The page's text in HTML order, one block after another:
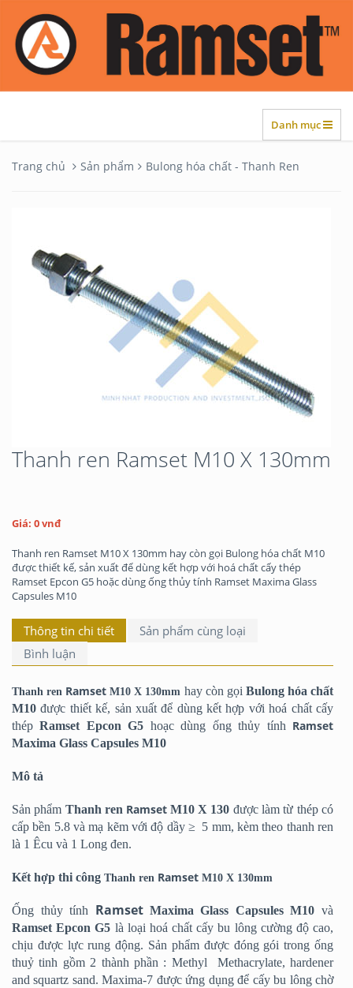
Danh mục
Trang chủ Sản phẩm Bulong hóa chất - Thanh Ren
Thanh ren Ramset M10 X 130mm
Giá: 0 vnđ
Thanh ren Ramset M10 X 130mm hay còn gọi Bulong hóa chất M10
được thiết kế, sản xuất để dùng kết hợp với hoá chất cấy thép
Ramset Epcon G5 hoặc dùng ống thủy tính Ramset Maxima Glass
Capsules M10
Thông tin chi tiết
Sản phẩm cùng loại
Bình luận
Thanh ren RamsetM10 X 130mm hay còn gọi Bulong hóa chất
M10 được thiết kế, sản xuất để dùng kết hợp với hoá chất cấy
thépRamset Epcon G5 hoạc dùng ống thủy tính Ramset
Maxima Glass Capsules M10
Mô tả
Sản phẩm Thanh ren Ramset M10 X 130 được làm từ thép có
cấp bền 5.8 và mạ kẽm với độ dầy ≥ 5 mm, kèm theo thanh ren
là 1 Êcu và 1 Long đen.
Kết hợp thi công Thanh ren Ramset M10 X 130mm
Ống thủy tính Ramset Maxima Glass Capsules M10 và
Ramset Epcon G5 là loại hoá chất cấy bu lông cường độ cao,
chịu được lực rung động. Sản phẩm được đóng gói trong ống
thuỷ tinh gồm 2 thành phần : Methyl Methacrylate, hardener
and squartz sand. Maxima-7 được ứng dụng để cấy bu lông chờ